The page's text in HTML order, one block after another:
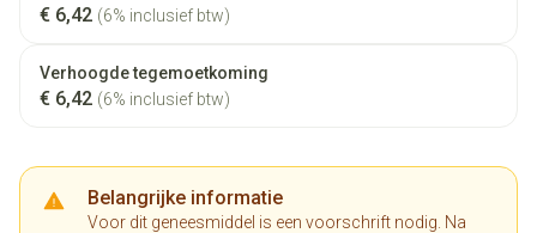
€ 6,42 (6% inclusief btw)
Verhoogde tegemoetkoming
€ 6,42 (6% inclusief btw)
Belangrijke informatie
Voor dit geneesmiddel is een voorschrift nodig. Na